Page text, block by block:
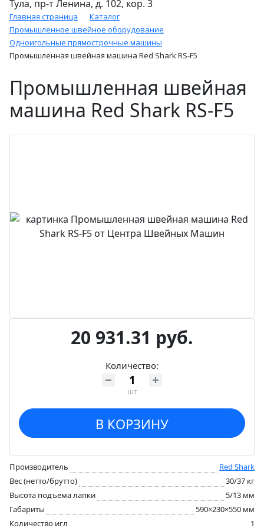
Тула, пр-т Ленина, д. 102, кор. 3
Главная страница
Каталог
Промышленное швейное оборудование
Одноигольные прямострочные машины
Промышленная швейная машина Red Shark RS-F5
Промышленная швейная
машина Red Shark RS-F5
20 931.31 руб.
Количество:
шт
В КОРЗИНУ
Производитель
Red Shark
Вес (нетто/брутто)
30/37 кг
Высота подъема лапки
5/13 мм
Габариты
590×230×550 мм
Количество игл
1